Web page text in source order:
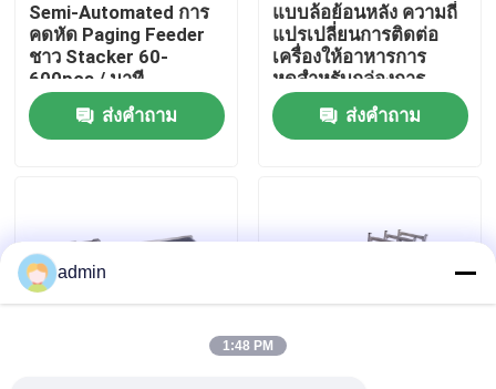
ทัวร์โรงงาน
การควบคุมคุณภาพ
ข่าว
กรณี
Semi-Automated การ
คดหัด Paging Feeder
ชาว Stacker 60-
600pcs / นาที
ส่งคำถาม
แบบล้อย้อนหลัง ความถี่
แปรเปลี่ยนการติดต่อ
เครื่องให้อาหารการ
หดสําหรับกล่องการ
แพทย์
ส่งคำถาม
admin
1:48 PM